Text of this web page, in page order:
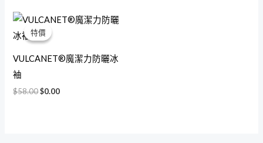
特價
特價
VULCANET®魔潔力防曬冰
袖
$58.00
原
始
價
格：
$58.00。
$0.00
目
前
$0.00。